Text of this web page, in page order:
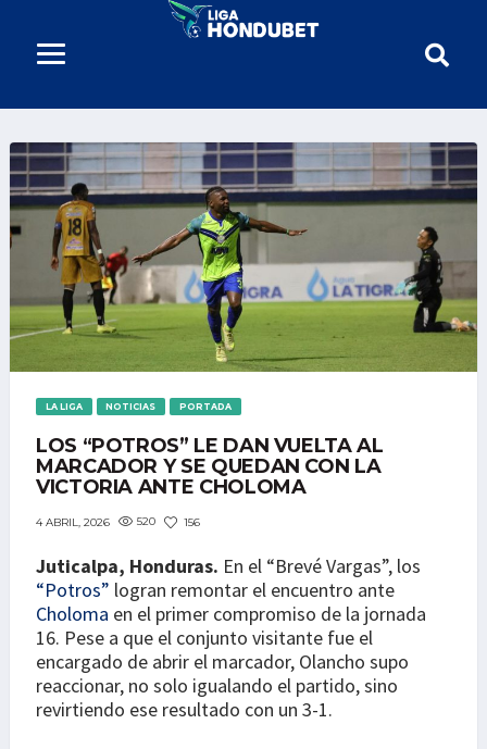
LA LIGA NOTICIAS PORTADA
LOS “POTROS” LE DAN VUELTA AL
MARCADOR Y SE QUEDAN CON LA
VICTORIA ANTE CHOLOMA
4 ABRIL, 2026 520 156
Juticalpa, Honduras. En el “Brevé Vargas”, los
“Potros” logran remontar el encuentro ante
Choloma en el primer compromiso de la jornada
16. Pese a que el conjunto visitante fue el
encargado de abrir el marcador, Olancho supo
reaccionar, no solo igualando el partido, sino
revirtiendo ese resultado con un 3-1.